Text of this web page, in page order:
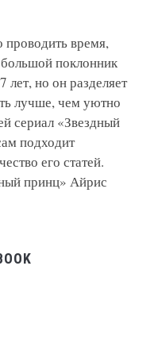
время,
поклонник
лет, но он разделяет
лучше, чем уютно
сериал «Звездный
подходит
его статей.
принц» Айрис